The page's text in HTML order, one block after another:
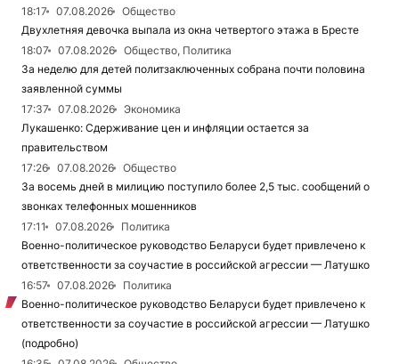
18:17
07.08.2026
Общество
Двухлетняя девочка выпала из окна четвертого этажа в Бресте
18:07
07.08.2026
Общество, Политика
За неделю для детей политзаключенных собрана почти половина
заявленной суммы
17:37
07.08.2026
Экономика
Лукашенко: Сдерживание цен и инфляции остается за
правительством
17:26
07.08.2026
Общество
За восемь дней в милицию поступило более 2,5 тыс. сообщений о
звонках телефонных мошенников
17:11
07.08.2026
Политика
Военно-политическое руководство Беларуси будет привлечено к
ответственности за соучастие в российской агрессии — Латушко
16:57
07.08.2026
Политика
Военно-политическое руководство Беларуси будет привлечено к
ответственности за соучастие в российской агрессии — Латушко
(подробно)